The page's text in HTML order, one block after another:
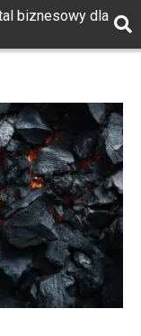
biznesowy dla